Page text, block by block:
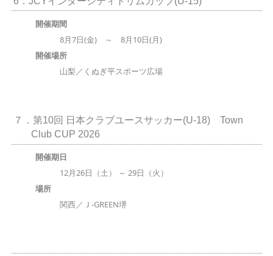
開催期間
8月7日(金) ～ 8月10日(月)
開催場所
山梨／くぬぎ平スポーツ広場
７．第10回 日本クラブユースサッカー(U-18) Town
Club CUP 2026
開催期日
12月26日（土） ～ 29日（火）
場所
関西／Ｊ-GREEN堺